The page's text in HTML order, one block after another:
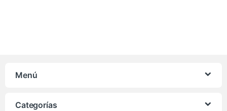
Menú
Categorías